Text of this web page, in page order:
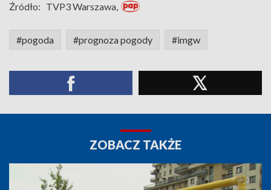
Źródło: TVP3 Warszawa,
#pogoda #prognoza pogody #imgw
ZOBACZ TAKŻE